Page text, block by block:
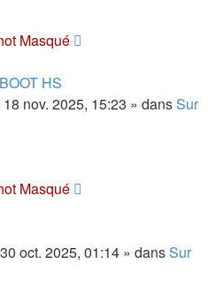
Masqué
HS
18 nov. 2025, 15:23 » dansSur
Masqué
oct. 2025, 01:14 » dansSur